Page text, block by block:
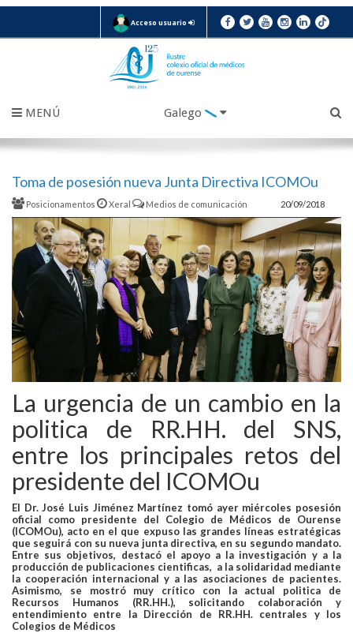
Acceso usuario
MENÚ Galego
Toma de posesión nueva Junta Directiva ICOMOu
Posicionamentos Xeral Medios de comunicación 20/09/2018
La urgencia de un cambio en la
politica de RR.HH. del SNS,
entre los principales retos del
presidente del ICOMOu
El Dr. José Luis Jiménez Martínez tomó ayer miércoles posesión
oficial como presidente del Colegio de Médicos de Ourense
(ICOMOu), acto en el que expuso las grandes líneas estratégicas
que seguirá con su nueva junta directiva, en su segundo mandato.
Entre sus objetivos, destacó el apoyo a la investigación y a la
producción de publicaciones cientificas, a la solidaridad mediante
la cooperación internacional y a las asociaciones de pacientes.
Asimismo, se mostró muy crítico con la actual politica de
Recursos Humanos (RR.HH.), solicitando colaboración y
entendimiento entre la Dirección de RR.HH. centrales y los
Colegios de Médicos